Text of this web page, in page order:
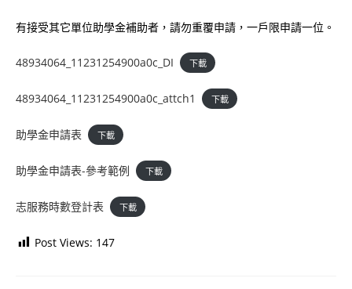
有接受其它單位助學金補助者，請勿重覆申請，一戶限申請一位。
48934064_11231254900a0c_DI 下載
48934064_11231254900a0c_attch1 下載
助學金申請表 下載
助學金申請表-參考範例 下載
志服務時數登計表 下載
Post Views: 147